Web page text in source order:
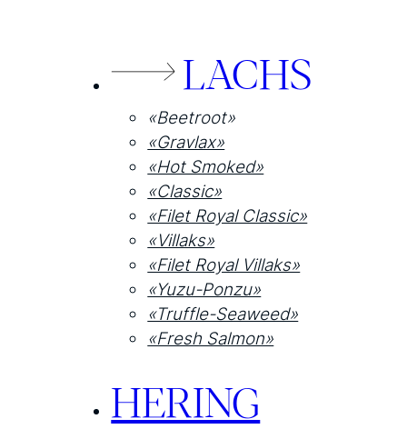
LACHS
«Beetroot»
«Gravlax»
«Hot Smoked»
«Classic»
«Filet Royal Classic»
«Villaks»
«Filet Royal Villaks»
«Yuzu-Ponzu»
«Truffle-Seaweed»
«Fresh Salmon»
HERING